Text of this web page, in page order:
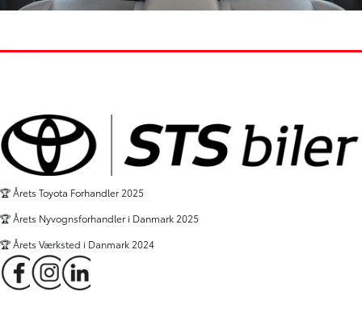
🏆 Årets Toyota Forhandler 2025
🏆 Årets Nyvognsforhandler i Danmark 2025
🏆 Årets Værksted i Danmark 2024